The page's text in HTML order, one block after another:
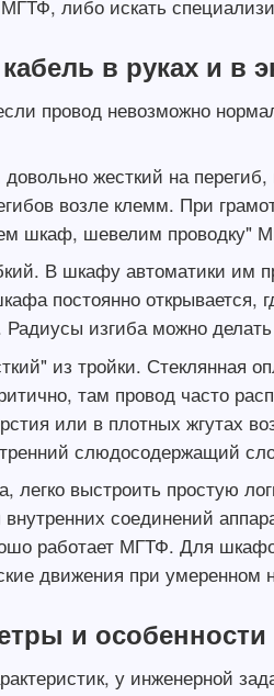
либо искать
в руках и в
провод невозможно
жесткий на
возле клемм. При
шкаф, шевелим проводку"
В шкафу автоматики им
постоянно
изгиба можно
из тройки. Стеклянная
там провод часто
или в плотных жгутах
слюдосодержащий
легко выстроить простую
соединений
работает МГТФ. Для
движения при умеренном
и
у инженерной